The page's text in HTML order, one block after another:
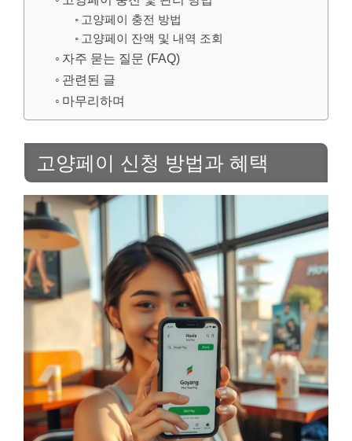
고양페이 충전 방법
고양페이 잔액 및 내역 조회
자주 묻는 질문 (FAQ)
관련된 글
마무리하며
고양페이 신청 방법과 혜택